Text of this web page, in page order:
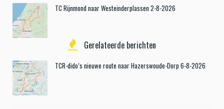
TC Rijnmond naar Westeinderplassen 2-8-2026
Gerelateerde berichten
TCR-dido’s nieuwe route naar Hazerswoude-Dorp 6-8-2026